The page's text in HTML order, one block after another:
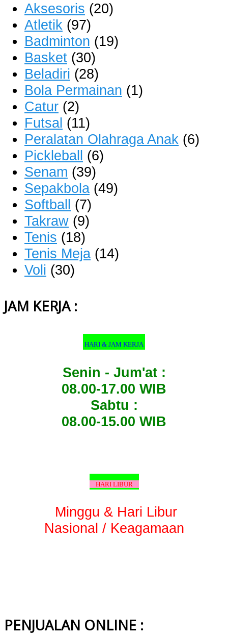
Aksesoris (20)
Atletik (97)
Badminton (19)
Basket (30)
Beladiri (28)
Bola Permainan (1)
Catur (2)
Futsal (11)
Peralatan Olahraga Anak (6)
Pickleball (6)
Senam (39)
Sepakbola (49)
Softball (7)
Takraw (9)
Tenis (18)
Tenis Meja (14)
Voli (30)
JAM KERJA :
HARI & JAM KERJA
Senin - Jum'at :
08.00-17.00 WIB
Sabtu :
08.00-15.00 WIB
HARI LIBUR
Minggu & Hari Libur
Nasional / Keagamaan
PENJUALAN ONLINE :